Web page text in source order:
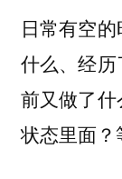
日常有空
什么、经
前又做了
状态里面？